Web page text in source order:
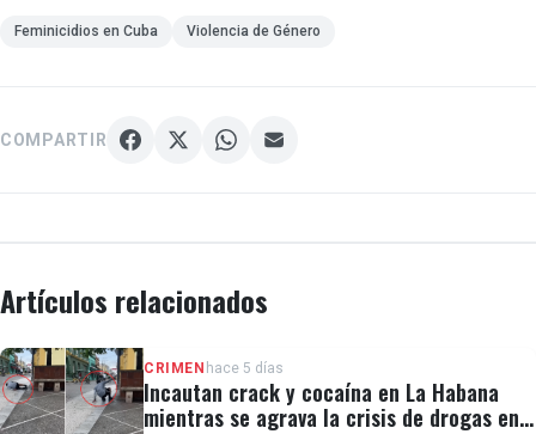
Feminicidios en Cuba Violencia de Género
COMPARTIR
Artículos relacionados
CRIMEN hace 5 días
Incautan crack y cocaína en La Habana
mientras se agrava la crisis de drogas en